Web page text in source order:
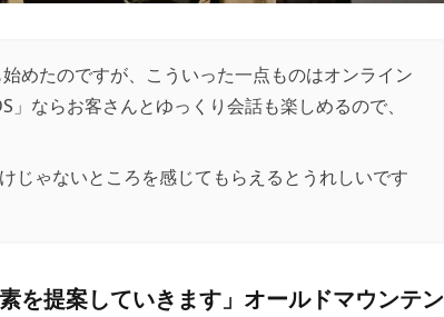
めたのですが、こういった一点ものはオンライン
ならお客さんとゆっくり会話も楽しめるので、
じゃないところを感じてもらえるとうれしいです
を提案していきます」オールドマウンテン